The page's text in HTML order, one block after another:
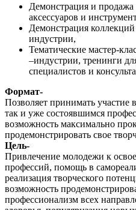
Демонстрация и
аксессуаров и
Демонстрация
индустрии,
Тематические мастер-
–индустрии, тренинги
специалистов и
Формат-
Позволяет принимать
так и уже состоявшимся
возможность максимально
продемонстрировать свое
Цель-
Привлечение молодежи к
профессий, помощь в
реализация творческого
возможность
профессионализм всех